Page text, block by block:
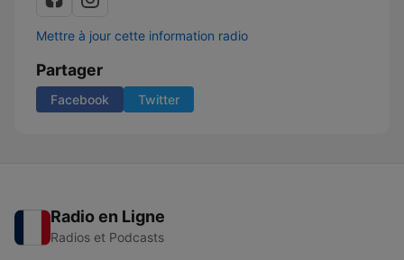
Mettre à jour cette information radio
Partager
Facebook Twitter
Radio en Ligne
Radios et Podcasts